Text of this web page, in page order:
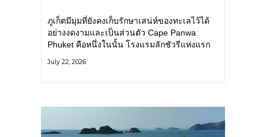
ภูเก็ตมีมุมที่ยังคงเก็บรักษาเสน่ห์ของทะเลไว้ได้
อย่างงดงามและเป็นส่วนตัว Cape Panwa
Phuket คือหนึ่งในนั้น โรงแรมลักชัวรีแห่งแรก
แหลมพันวา ทางตะวันออกเฉียงใต้ของเกาะ
July 22, 2026